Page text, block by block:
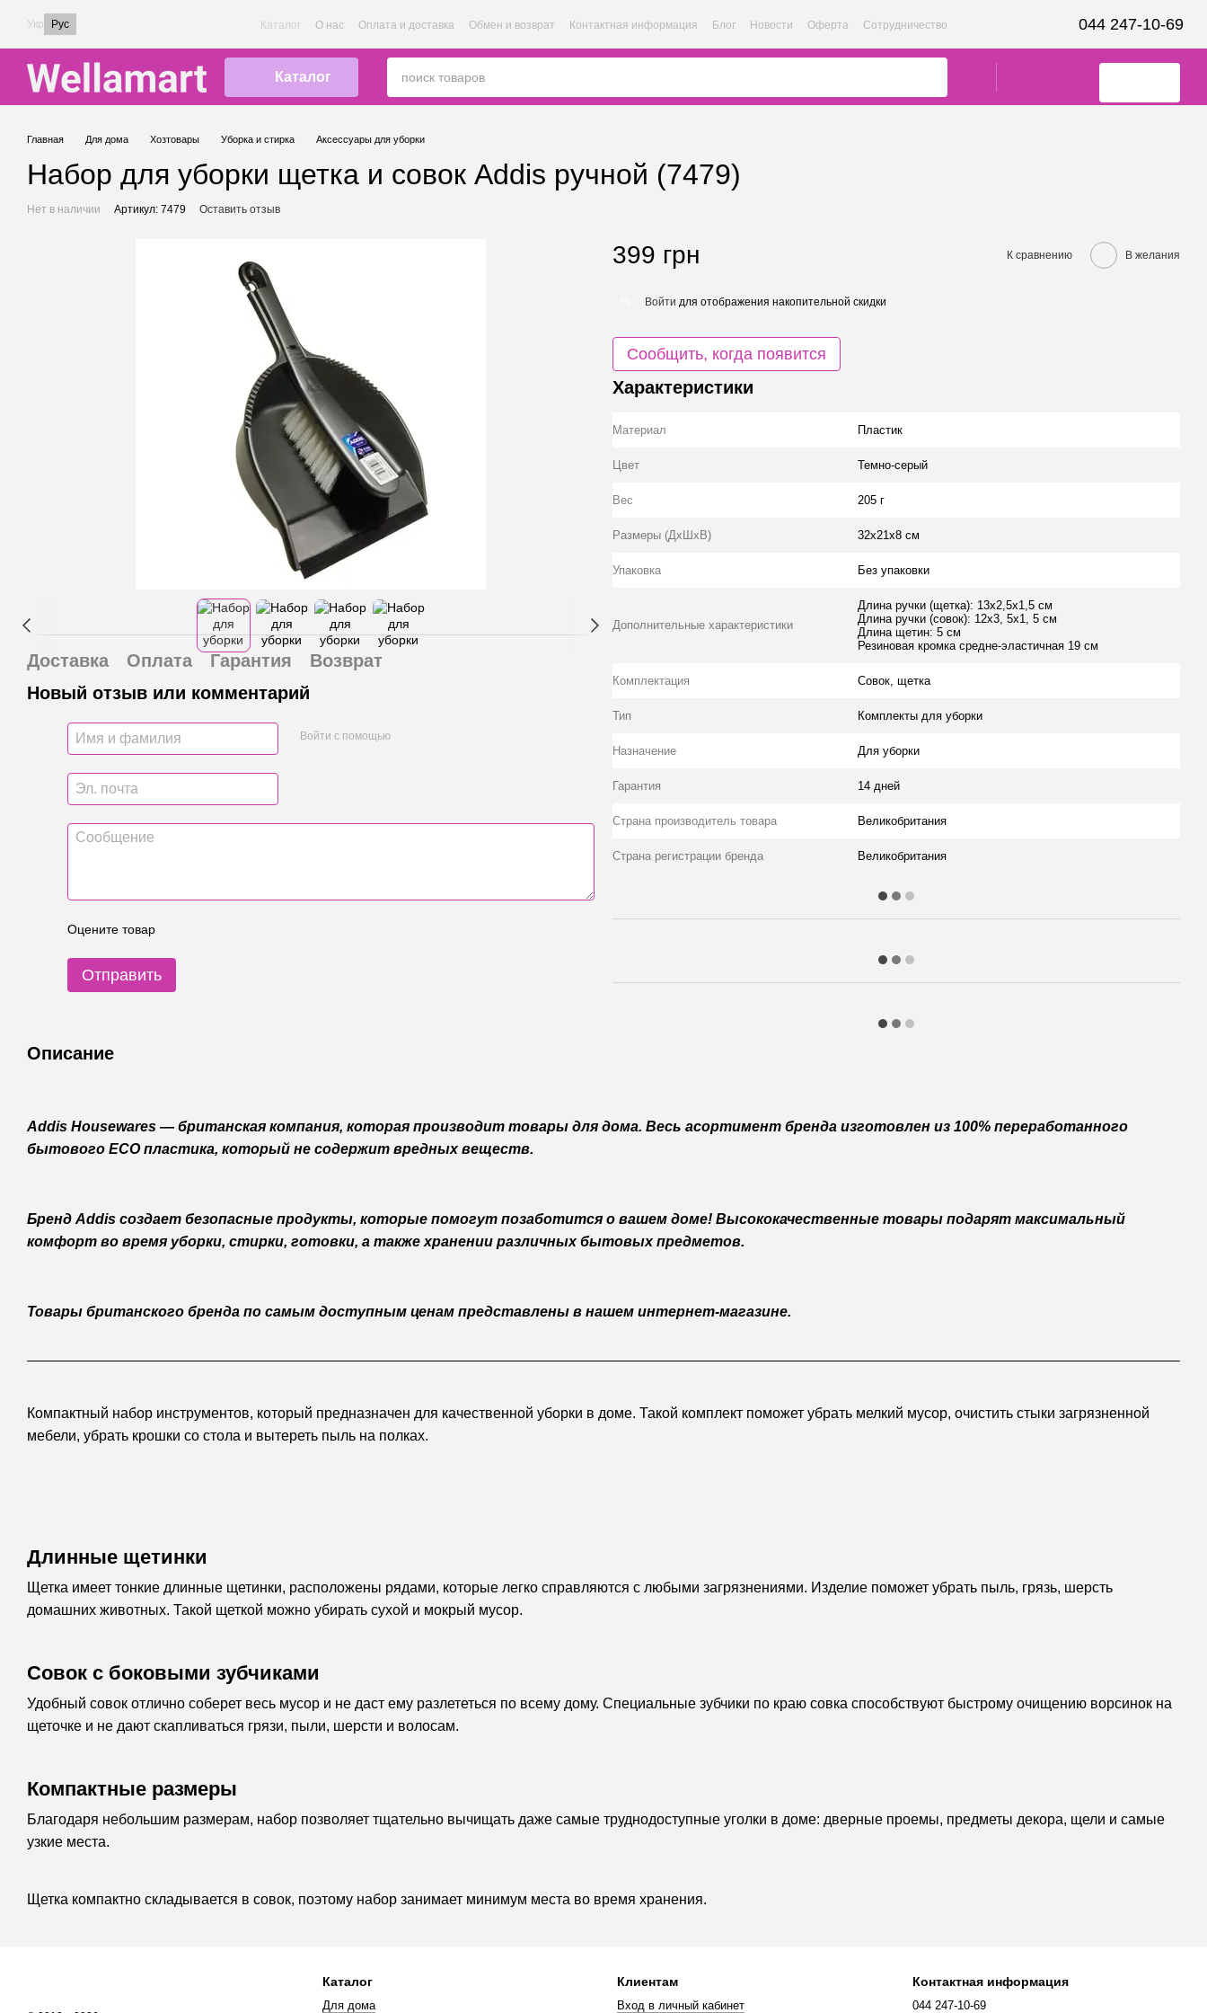
Перейти к основному контенту
Укр Рус Каталог О нас Оплата и доставка Обмен и возврат Контактная информация Блог Новости Оферта Сотрудничество 044 247-10-69
Каталог
Главная Для дома Хозтовары Уборка и стирка Аксессуары для уборки
Набор для уборки щетка и совок Addis ручной (7479)
Нет в наличии Артикул: 7479 Оставить отзыв
Доставка Оплата Гарантия
Возврат
Новый отзыв или комментарий
Войти с помощью
Оцените товар
Отправить
399 грн К сравнению В желания
Войти для отображения накопительной скидки
Сообщить, когда появится
Характеристики
Материал Пластик
Цвет Темно-серый
Вес 205 г
Размеры (ДхШхВ) 32х21х8 см
Упаковка Без упаковки
Дополнительные характеристики
Длина ручки (щетка): 13х2,5х1,5 см
Длина ручки (совок): 12х3, 5х1, 5 см
Длина щетин: 5 см
Резиновая кромка средне-эластичная 19 см
Комплектация Совок, щетка
Тип Комплекты для уборки
Назначение Для уборки
Гарантия 14 дней
Страна производитель товара Великобритания
Страна регистрации бренда Великобритания
Описание
Addis Housewares — британская компания, которая производит товары для дома. Весь асортимент бренда изготовлен из 100% переработанного
бытового ECO пластика, который не содержит вредных веществ.
Бренд Addis создает безопасные продукты, которые помогут позаботится о вашем доме! Высококачественные товары подарят максимальный
комфорт во время уборки, стирки, готовки, а также хранении различных бытовых предметов.
Товары британского бренда по самым доступным ценам представлены в нашем интернет-магазине.
Компактный набор инструментов, который предназначен для качественной уборки в доме. Такой комплект поможет убрать мелкий мусор, очистить стыки загрязненной
мебели, убрать крошки со стола и вытереть пыль на полках.
Длинные щетинки
Щетка имеет тонкие длинные щетинки, расположены рядами, которые легко справляются с любыми загрязнениями. Изделие поможет убрать пыль, грязь, шерсть
домашних животных. Такой щеткой можно убирать сухой и мокрый мусор.
Совок с боковыми зубчиками
Удобный совок отлично соберет весь мусор и не даст ему разлететься по всему дому. Специальные зубчики по краю совка способствуют быстрому очищению ворсинок на
щеточке и не дают скапливаться грязи, пыли, шерсти и волосам.
Компактные размеры
Благодаря небольшим размерам, набор позволяет тщательно вычищать даже самые труднодоступные уголки в доме: дверные проемы, предметы декора, щели и самые
узкие места.
Щетка компактно складывается в совок, поэтому набор занимает минимум места во время хранения.
Каталог
Для дома
Клиентам
Вход в личный кабинет
Контактная информация
044 247-10-69